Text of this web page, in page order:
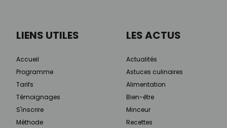
LIENS UTILES
Accueil
Programme
Tarifs
Témoignages
S'inscrire
Méthode
LES ACTUS
Actualités
Astuces culinaires
Alimentation
Bien-être
Minceur
Recettes